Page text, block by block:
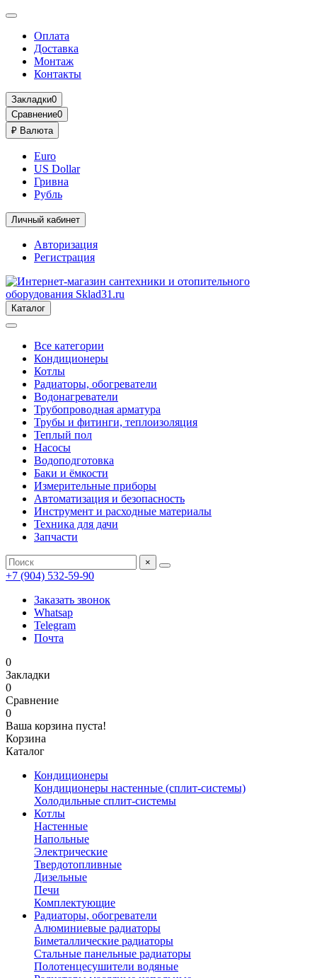
Оплата
Доставка
Монтаж
Контакты
Закладки0
Сравнение0
₽ Валюта
Euro
US Dollar
Гривна
Рубль
Личный кабинет
Авторизация
Регистрация
Каталог
Все категории
Кондиционеры
Котлы
Радиаторы, обогреватели
Водонагреватели
Трубопроводная арматура
Трубы и фитинги, теплоизоляция
Теплый пол
Насосы
Водоподготовка
Баки и ёмкости
Измерительные приборы
Автоматизация и безопасность
Инструмент и расходные материалы
Техника для дачи
Запчасти
×
+7 (904) 532-59-90
Заказать звонок
Whatsap
Telegram
Почта
0
Закладки
0
Сравнение
0
Ваша корзина пуста!
Корзина
Каталог
Кондиционеры
Кондиционеры настенные (сплит-системы)
Холодильные сплит-системы
Котлы
Настенные
Напольные
Электрические
Твердотопливные
Дизельные
Печи
Комплектующие
Радиаторы, обогреватели
Алюминиевые радиаторы
Биметаллические радиаторы
Стальные панельные радиаторы
Полотенцесушители водяные